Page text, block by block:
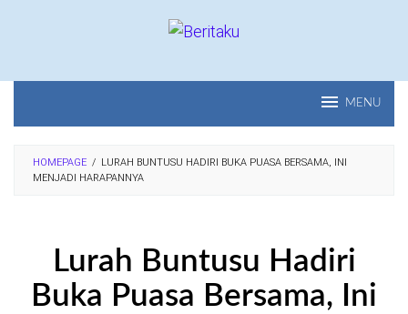
MENU
HOMEPAGE /
LURAH BUNTUSU HADIRI BUKA PUASA BERSAMA, INI
MENJADI HARAPANNYA
Lurah Buntusu Hadiri
Buka Puasa Bersama, Ini